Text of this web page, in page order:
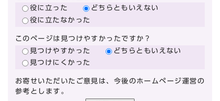
役に立った
どちらともいえない
役に立たなかった
このページは見つけやすかったですか？
見つけやすかった
どちらともいえない
見つけにくかった
お寄せいただいたご意見は、今後のホームページ運営の
参考とします。